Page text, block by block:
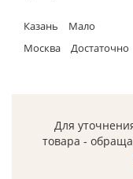
Казань
Мало
Москва
Достаточно
Для
товара -